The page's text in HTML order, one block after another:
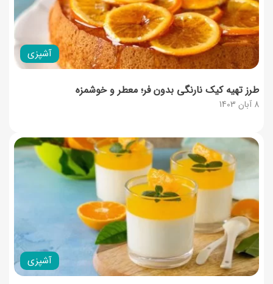
آشپزی
8 آبان 1403
طرز تهیه کیک نارنگی بدون فر؛ معطر و خوشمزه
آشپزی